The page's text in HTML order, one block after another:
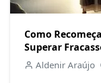
Como
Superar
Aldenir Araújo